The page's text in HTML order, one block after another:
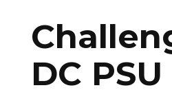
DC PSU